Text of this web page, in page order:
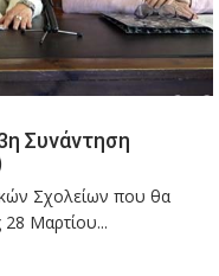
Συνάντηση
Σχολείων που θα
28 Μαρτίου...